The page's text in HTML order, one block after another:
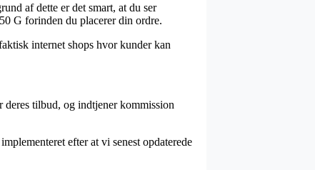
af dette er det smart, at du ser
G forinden du placerer din ordre.
internet shops hvor kunder kan
deres tilbud, og indtjener kommission
efter at vi senest opdaterede